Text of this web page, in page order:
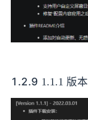
1.2.9 1.1.1 版本